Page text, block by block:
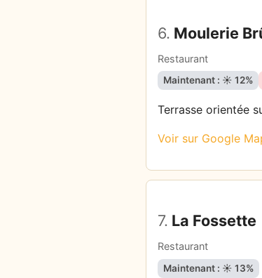
6. Moulerie
Restaurant
Maintenant : ☀️ 12%
Terrasse orientée
Voir sur Google
7. La Fossette
Restaurant
Maintenant : ☀️ 13%